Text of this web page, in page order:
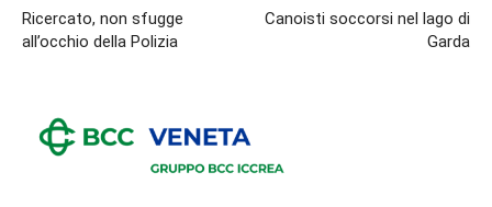
Ricercato, non sfugge
all’occhio della Polizia
Canoisti soccorsi nel lago di
Garda